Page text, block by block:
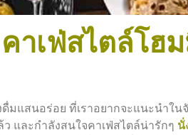
าเฟ่สไตล์โฮ
มแสนอร่อย ที่เราอยากจะแนะนำใ
และกำลังสนใจคาเฟ่สไตล์น่ารักๆ นั่